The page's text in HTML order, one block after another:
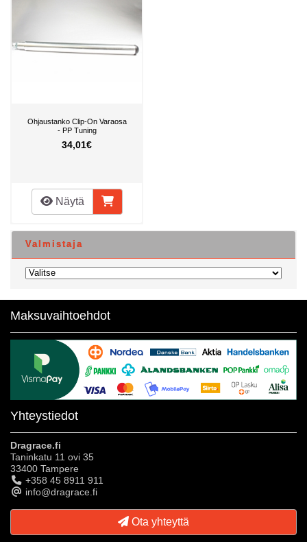
Ohjaustanko Clip-On Varaosa
- PP Tuning
34,01€
Näytä
Valmistaja
Maksuvaihtoehdot
Yhteystiedot
Dragrace.fi
Taninkatu 11 ovi 35
33400 Tampere
+358 45 8911 911
info@dragrace.fi
Ota yhteyttä